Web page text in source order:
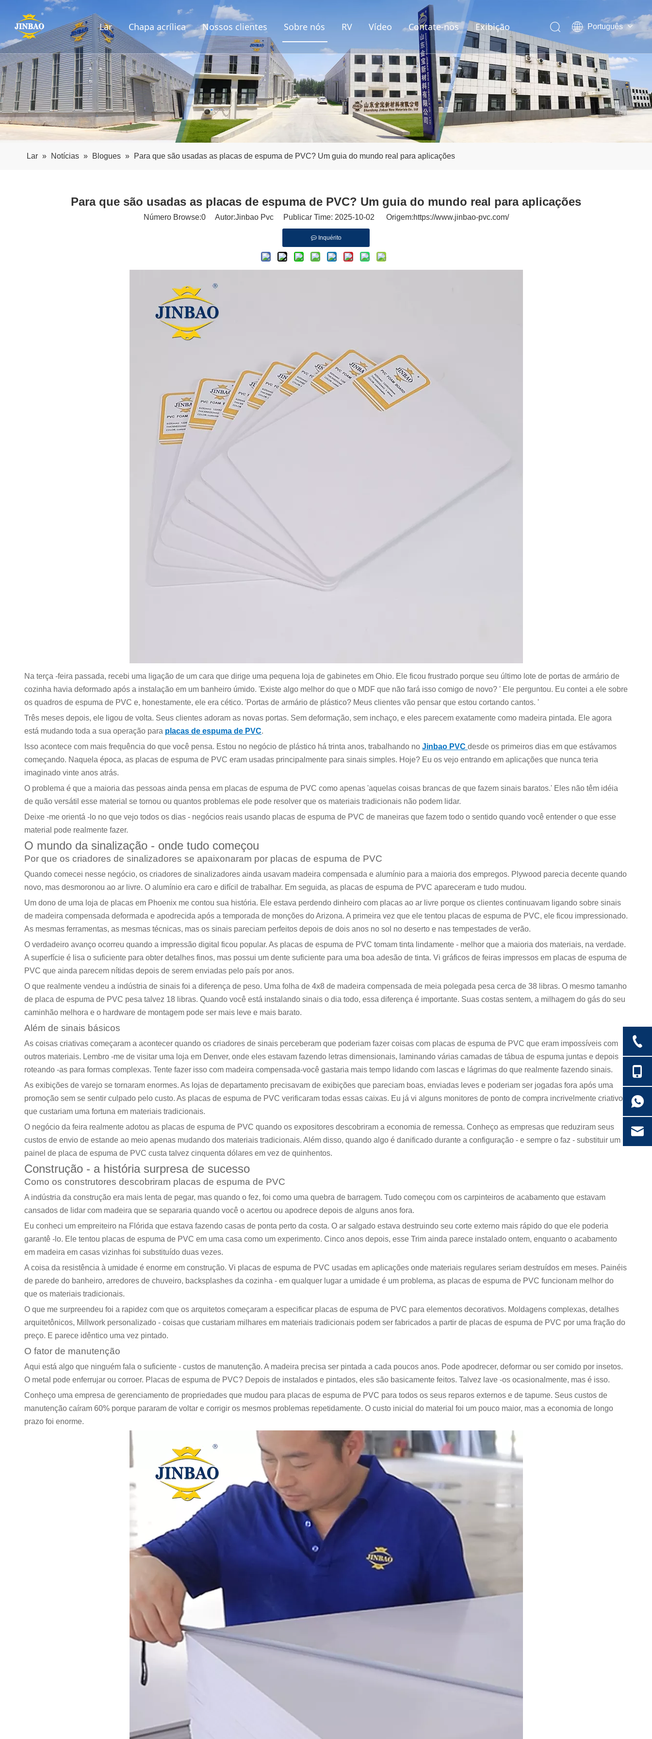
Lar Chapa acrílica Nossos clientes Sobre nós RV Vídeo Contate-nos Exibição Português
العربية
Pусский
Español
Lar » Notícias » Blogues » Para que são usadas as placas de espuma de PVC? Um guia do mundo real para aplicações
Para que são usadas as placas de espuma de PVC? Um guia do mundo real para aplicações
Número Browse:0Autor:Jinbao Pvc Publicar Time: 2025-10-02 Origem:https://www.jinbao-pvc.com/
Inquérito
Na terça -feira passada, recebi uma ligação de um cara que dirige uma pequena loja de gabinetes em Ohio. Ele ficou frustrado porque seu último lote de portas de armário de
cozinha havia deformado após a instalação em um banheiro úmido. 'Existe algo melhor do que o MDF que não fará isso comigo de novo? ' Ele perguntou. Eu contei a ele sobre
os quadros de espuma de PVC e, honestamente, ele era cético. 'Portas de armário de plástico? Meus clientes vão pensar que estou cortando cantos. '
Três meses depois, ele ligou de volta. Seus clientes adoram as novas portas. Sem deformação, sem inchaço, e eles parecem exatamente como madeira pintada. Ele agora
está mudando toda a sua operação para placas de espuma de PVC.
Isso acontece com mais frequência do que você pensa. Estou no negócio de plástico há trinta anos, trabalhando no Jinbao PVC desde os primeiros dias em que estávamos
começando. Naquela época, as placas de espuma de PVC eram usadas principalmente para sinais simples. Hoje? Eu os vejo entrando em aplicações que nunca teria
imaginado vinte anos atrás.
O problema é que a maioria das pessoas ainda pensa em placas de espuma de PVC como apenas 'aquelas coisas brancas de que fazem sinais baratos.' Eles não têm idéia
de quão versátil esse material se tornou ou quantos problemas ele pode resolver que os materiais tradicionais não podem lidar.
Deixe -me orientá -lo no que vejo todos os dias - negócios reais usando placas de espuma de PVC de maneiras que fazem todo o sentido quando você entender o que esse
material pode realmente fazer.
O mundo da sinalização - onde tudo começou
Por que os criadores de sinalizadores se apaixonaram por placas de espuma de PVC
Quando comecei nesse negócio, os criadores de sinalizadores ainda usavam madeira compensada e alumínio para a maioria dos empregos. Plywood parecia decente quando
novo, mas desmoronou ao ar livre. O alumínio era caro e difícil de trabalhar. Em seguida, as placas de espuma de PVC apareceram e tudo mudou.
Um dono de uma loja de placas em Phoenix me contou sua história. Ele estava perdendo dinheiro com placas ao ar livre porque os clientes continuavam ligando sobre sinais
de madeira compensada deformada e apodrecida após a temporada de monções do Arizona. A primeira vez que ele tentou placas de espuma de PVC, ele ficou impressionado.
As mesmas ferramentas, as mesmas técnicas, mas os sinais pareciam perfeitos depois de dois anos no sol no deserto e nas tempestades de verão.
O verdadeiro avanço ocorreu quando a impressão digital ficou popular. As placas de espuma de PVC tomam tinta lindamente - melhor que a maioria dos materiais, na verdade.
A superfície é lisa o suficiente para obter detalhes finos, mas possui um dente suficiente para uma boa adesão de tinta. Vi gráficos de feiras impressos em placas de espuma de
PVC que ainda parecem nítidas depois de serem enviadas pelo país por anos.
O que realmente vendeu a indústria de sinais foi a diferença de peso. Uma folha de 4x8 de madeira compensada de meia polegada pesa cerca de 38 libras. O mesmo tamanho
de placa de espuma de PVC pesa talvez 18 libras. Quando você está instalando sinais o dia todo, essa diferença é importante. Suas costas sentem, a milhagem do gás do seu
caminhão melhora e o hardware de montagem pode ser mais leve e mais barato.
Além de sinais básicos
As coisas criativas começaram a acontecer quando os criadores de sinais perceberam que poderiam fazer coisas com placas de espuma de PVC que eram impossíveis com
outros materiais. Lembro -me de visitar uma loja em Denver, onde eles estavam fazendo letras dimensionais, laminando várias camadas de tábua de espuma juntas e depois
roteando -as para formas complexas. Tente fazer isso com madeira compensada-você gastaria mais tempo lidando com lascas e lágrimas do que realmente fazendo sinais.
As exibições de varejo se tornaram enormes. As lojas de departamento precisavam de exibições que pareciam boas, enviadas leves e poderiam ser jogadas fora após uma
promoção sem se sentir culpado pelo custo. As placas de espuma de PVC verificaram todas essas caixas. Eu já vi alguns monitores de ponto de compra incrivelmente criativos
que custariam uma fortuna em materiais tradicionais.
O negócio da feira realmente adotou as placas de espuma de PVC quando os expositores descobriram a economia de remessa. Conheço as empresas que reduziram seus
custos de envio de estande ao meio apenas mudando dos materiais tradicionais. Além disso, quando algo é danificado durante a configuração - e sempre o faz - substituir um
painel de placa de espuma de PVC custa talvez cinquenta dólares em vez de quinhentos.
Construção - a história surpresa de sucesso
Como os construtores descobriram placas de espuma de PVC
A indústria da construção era mais lenta de pegar, mas quando o fez, foi como uma quebra de barragem. Tudo começou com os carpinteiros de acabamento que estavam
cansados ​​de lidar com madeira que se separaria quando você o acertou ou apodrece depois de alguns anos fora.
Eu conheci um empreiteiro na Flórida que estava fazendo casas de ponta perto da costa. O ar salgado estava destruindo seu corte externo mais rápido do que ele poderia
garantê -lo. Ele tentou placas de espuma de PVC em uma casa como um experimento. Cinco anos depois, esse Trim ainda parece instalado ontem, enquanto o acabamento
em madeira em casas vizinhas foi substituído duas vezes.
A coisa da resistência à umidade é enorme em construção. Vi placas de espuma de PVC usadas em aplicações onde materiais regulares seriam destruídos em meses. Painéis
de parede do banheiro, arredores de chuveiro, backsplashes da cozinha - em qualquer lugar a umidade é um problema, as placas de espuma de PVC funcionam melhor do
que os materiais tradicionais.
O que me surpreendeu foi a rapidez com que os arquitetos começaram a especificar placas de espuma de PVC para elementos decorativos. Moldagens complexas, detalhes
arquitetônicos, Millwork personalizado - coisas que custariam milhares em materiais tradicionais podem ser fabricados a partir de placas de espuma de PVC por uma fração do
preço. E parece idêntico uma vez pintado.
O fator de manutenção
Aqui está algo que ninguém fala o suficiente - custos de manutenção. A madeira precisa ser pintada a cada poucos anos. Pode apodrecer, deformar ou ser comido por insetos.
O metal pode enferrujar ou corroer. Placas de espuma de PVC? Depois de instalados e pintados, eles são basicamente feitos. Talvez lave -os ocasionalmente, mas é isso.
Conheço uma empresa de gerenciamento de propriedades que mudou para placas de espuma de PVC para todos os seus reparos externos e de tapume. Seus custos de
manutenção caíram 60% porque pararam de voltar e corrigir os mesmos problemas repetidamente. O custo inicial do material foi um pouco maior, mas a economia de longo
prazo foi enorme.